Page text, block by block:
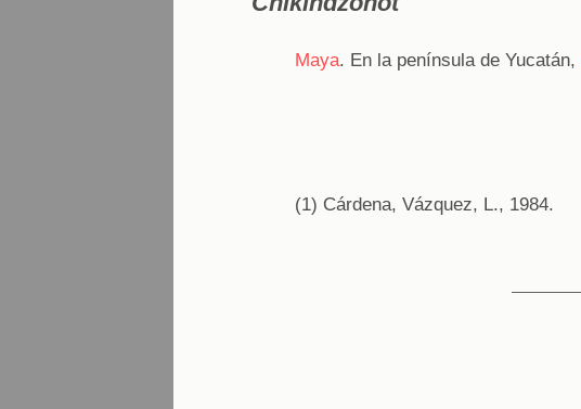
Maya. En la península de Yucatán,
(1) Cárdena, Vázquez, L., 1984.